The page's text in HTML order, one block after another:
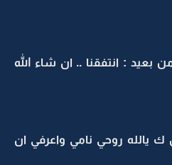
: انتفقنا .. ان شاء الله
يالله روحي نامي واعرفي ان